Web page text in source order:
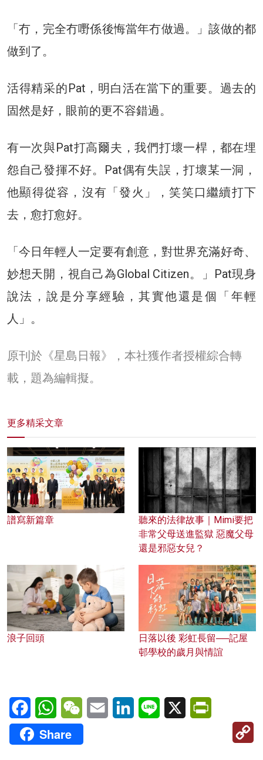
「冇，完全冇嘢係後悔當年冇做過。」該做的都
做到了。
活得精采的Pat，明白活在當下的重要。過去的
固然是好，眼前的更不容錯過。
有一次與Pat打高爾夫，我們打壞一桿，都在埋
怨自己發揮不好。Pat偶有失誤，打壞某一洞，
他顯得從容，沒有「發火」，笑笑口繼續打下
去，愈打愈好。
「今日年輕人一定要有創意，對世界充滿好奇、
妙想天開，視自己為Global Citizen。」Pat現身
說法，說是分享經驗，其實他還是個「年輕
人」。
原刊於《星島日報》，本社獲作者授權綜合轉
載，題為編輯擬。
更多精采文章
譜寫新篇章
聽來的法律故事｜Mimi要把
非常父母送進監獄 惡魔父母
還是邪惡女兒？
浪子回頭
日落以後 彩虹長留──記屋
邨學校的歲月與情誼
FacebookWhatsAppWeChatEmail LinkedInLine X
Share